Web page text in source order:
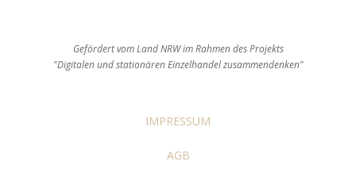
Gefördert vom Land NRW im Rahmen des Projekts
"Digitalen und stationären Einzelhandel zusammendenken"
IMPRESSUM
AGB